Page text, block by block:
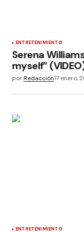
ENTRETENIMIENTO
Serena
myself”
porRedacción17 enero,
ENTRETENIMIENTO